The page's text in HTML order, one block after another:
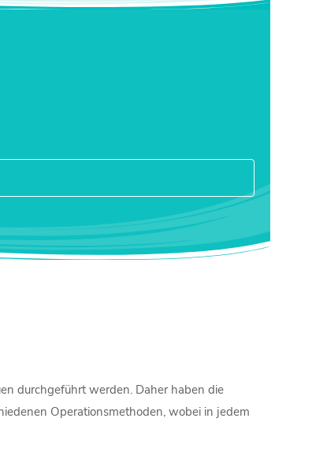
durchgeführt werden. Daher haben die
Operationsmethoden, wobei in jedem